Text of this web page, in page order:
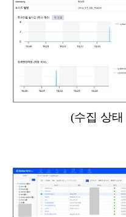
(수집 상